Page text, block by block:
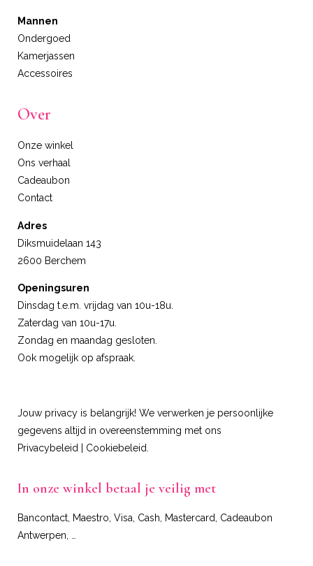
Mannen
Ondergoed
Kamerjassen
Accessoires
Over
Onze winkel
Ons verhaal
Cadeaubon
Contact
Adres
Diksmuidelaan 143
2600 Berchem
Openingsuren
Dinsdag t.e.m. vrijdag van 10u-18u.
Zaterdag van 10u-17u.
Zondag en maandag gesloten.
Ook mogelijk op afspraak.
Jouw privacy is belangrijk! We verwerken je persoonlijke
gegevens altijd in overeenstemming met ons
Privacybeleid
Cookiebeleid.
In onze winkel betaal je veilig met
Bancontact, Maestro, Visa, Cash, Mastercard, Cadeaubon
Antwerpen, …